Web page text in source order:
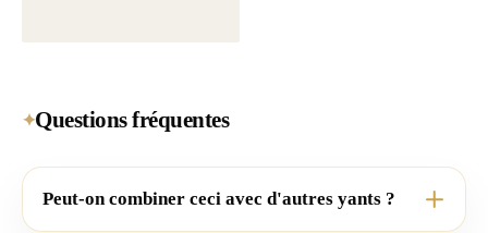
✦Questions fréquentes
Peut-on combiner ceci avec d'autres yants ?